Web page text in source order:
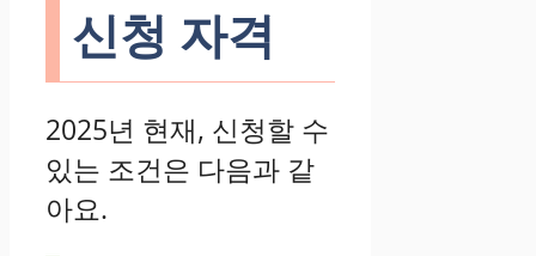
신청 자격
2025년 현재, 신청할 수
있는 조건은 다음과 같
아요.